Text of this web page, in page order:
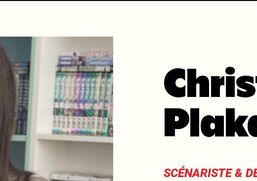
SCÉNARISTE &